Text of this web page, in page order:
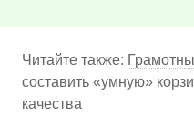
Читайте также:
составить «умную»
качества